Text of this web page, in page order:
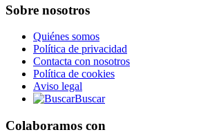
Sobre nosotros
Quiénes somos
Política de privacidad
Contacta con nosotros
Política de cookies
Aviso legal
Buscar
Colaboramos con